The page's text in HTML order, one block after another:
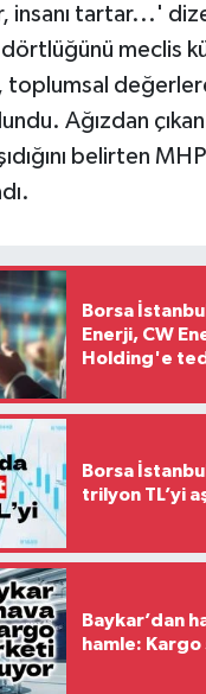
insanı tartar...'
dörtlüğünü meclis
toplumsal
Ağızdan
belirten
Borsa
Enerji, CW
Holding'e
Borsa İstanbul’da 3
trilyon TL’yi
Baykar’dan
hamle: